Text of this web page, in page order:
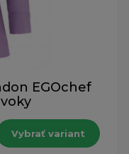
EGOchef
Vybrať variant